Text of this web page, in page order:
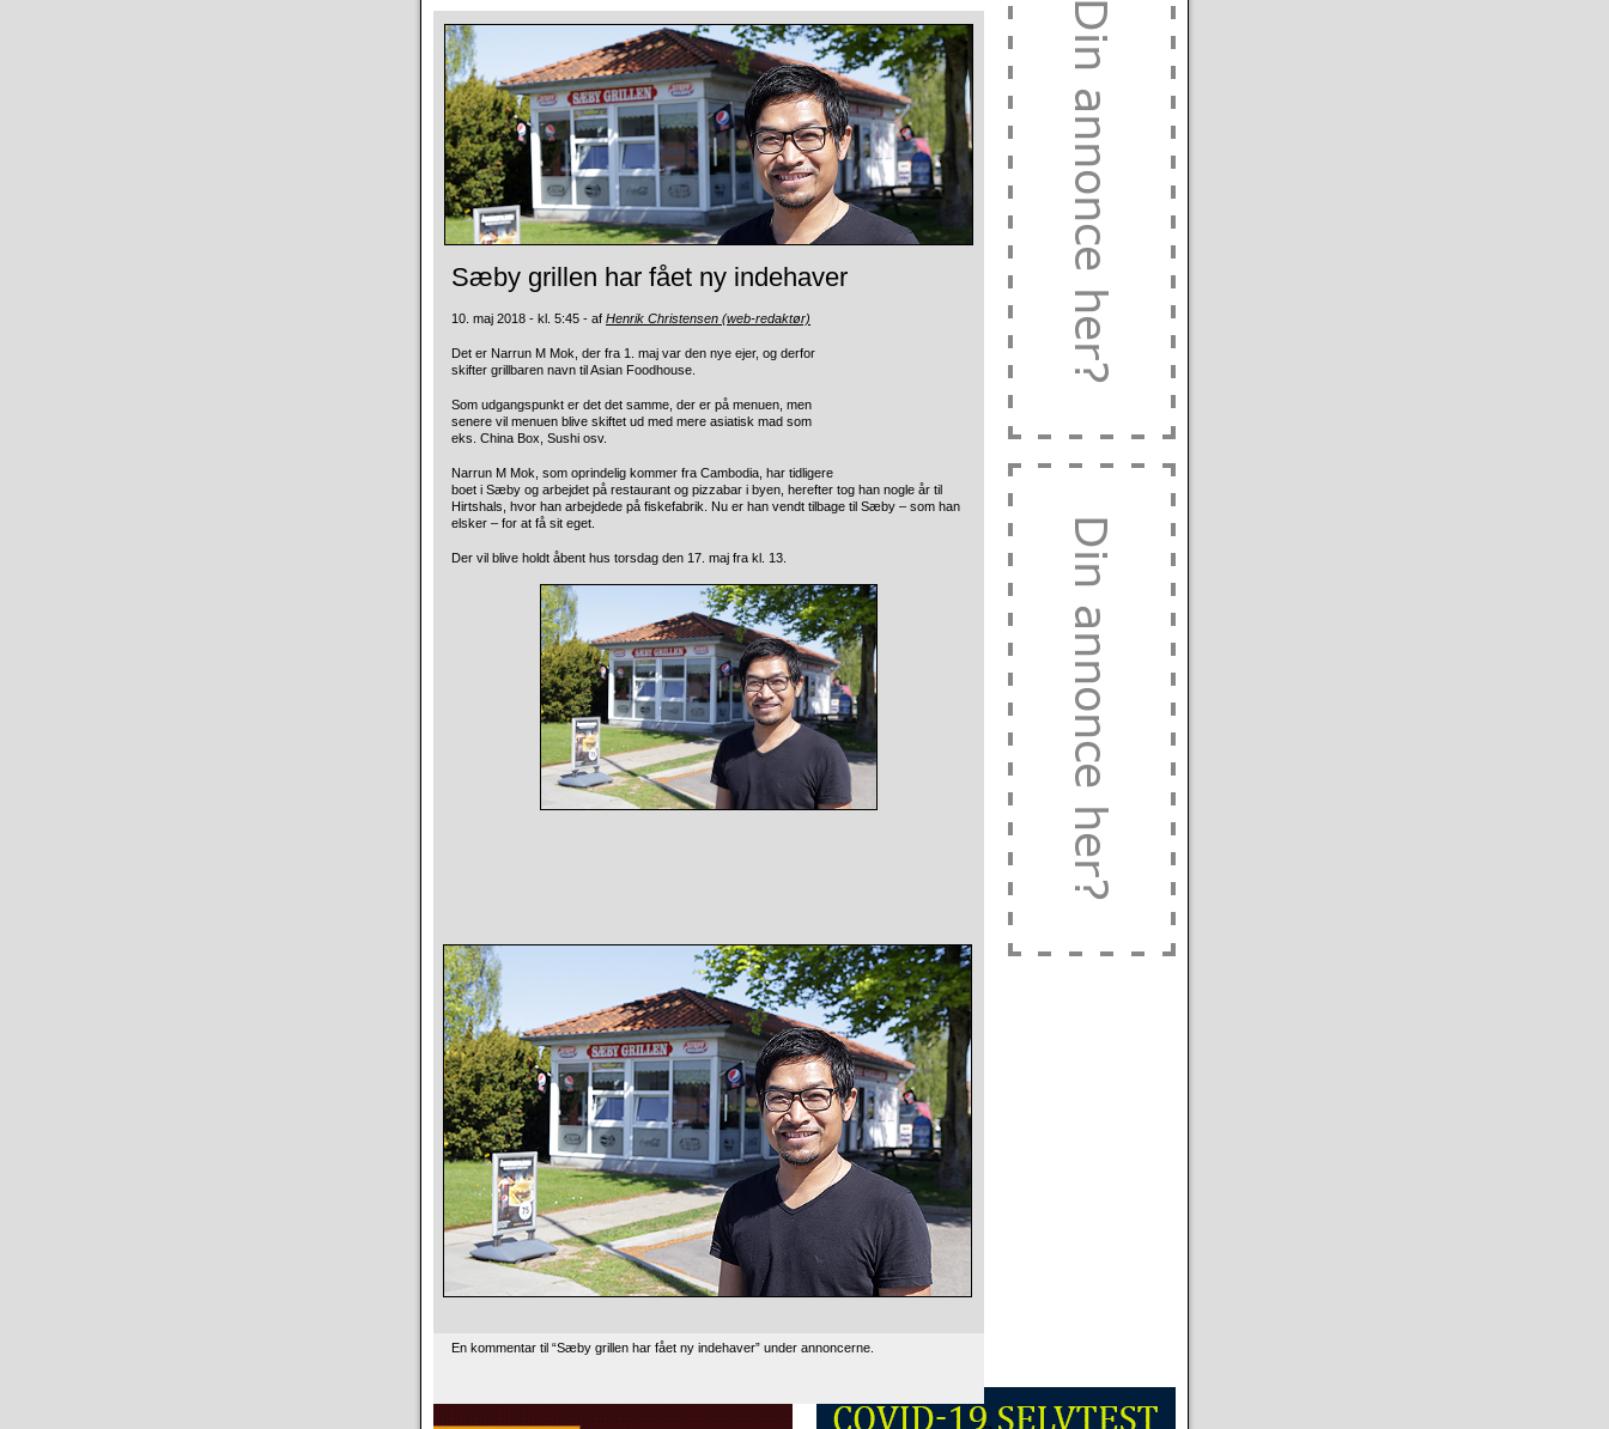
Sæby grillen har fået ny indehaver
10. maj 2018 - kl. 5:45 - af Henrik Christensen (web-redaktør)
Det er Narrun M Mok, der fra 1. maj var den nye ejer, og derfor
skifter grillbaren navn til Asian Foodhouse.
Som udgangspunkt er det det samme, der er på menuen, men
senere vil menuen blive skiftet ud med mere asiatisk mad som
eks. China Box, Sushi osv.
Narrun M Mok, som oprindelig kommer fra Cambodia, har tidligere
boet i Sæby og arbejdet på restaurant og pizzabar i byen, herefter tog han nogle år til
Hirtshals, hvor han arbejdede på fiskefabrik. Nu er han vendt tilbage til Sæby – som han
elsker – for at få sit eget.
Der vil blive holdt åbent hus torsdag den 17. maj fra kl. 13.
En kommentar til “Sæby grillen har fået ny indehaver” under annoncerne.